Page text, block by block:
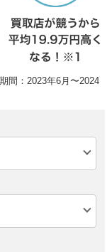
間：2023年6月〜2024